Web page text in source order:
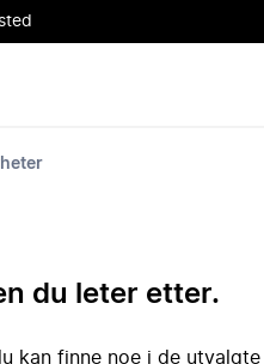
du leter etter.
kan finne noe i de utvalgte